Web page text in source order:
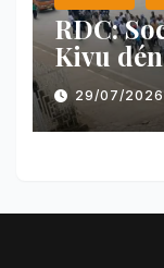
RDC:
Kivu
des
l’AFC/
29/07/2026